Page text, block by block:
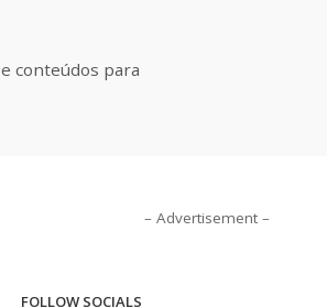
conteúdos para
– Advertisement –
FOLLOW SOCIALS